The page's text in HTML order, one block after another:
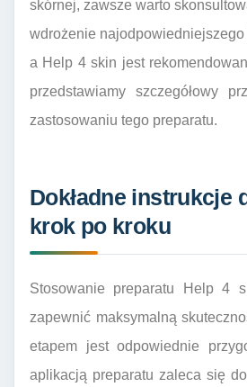
skórnej, zawsze warto
wdrożenie
a Help 4 skin jest
przedstawiamy szczegółowy
zastosowaniu tego preparatu.
Dokładne instrukcje
krok po kroku
Stosowanie preparatu Help 4
zapewnić maksymalną
etapem jest odpowiednie
aplikacją preparatu zaleca się